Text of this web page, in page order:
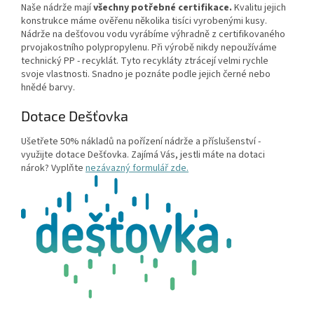
Naše nádrže majívšechny potřebné certifikace. Kvalitu jejich
konstrukce máme ověřenu několika tisíci vyrobenými kusy.
Nádrže na dešťovou vodu vyrábíme výhradně z certifikovaného
prvojakostního polypropylenu. Při výrobě nikdy nepoužíváme
technický PP - recyklát. Tyto recykláty ztrácejí velmi rychle
svoje vlastnosti. Snadno je poznáte podle jejich černé nebo
hnědé barvy.
Dotace Dešťovka
Ušetřete 50% nákladů na pořízení nádrže a příslušenství -
využijte dotace Dešťovka. Zajímá Vás, jestli máte na dotaci
nárok? Vyplňte nezávazný formulář zde.